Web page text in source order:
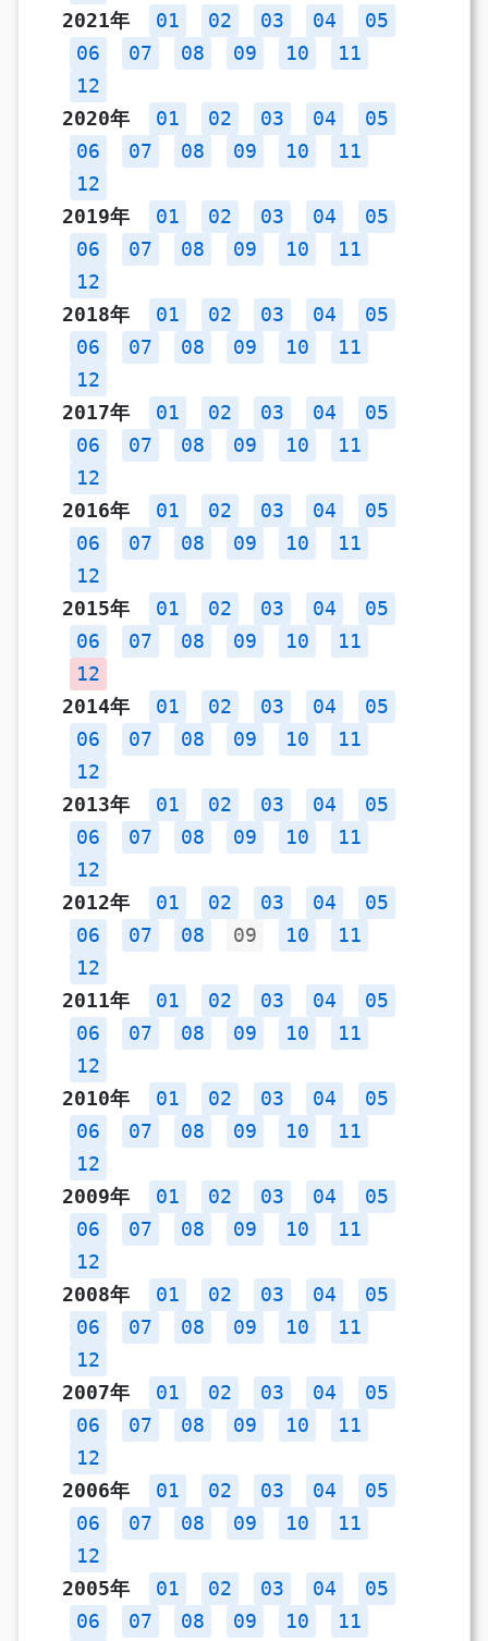
2021年
01 02 03 04
05
06
07 08 09 10
11
12
2020年
01 02 03 04
05
06
07 08 09 10
11
12
2019年
01 02 03 04
05
06
07 08 09 10
11
12
2018年
01 02 03 04
05
06
07 08 09 10
11
12
2017年
01 02 03 04
05
06
07 08 09 10
11
12
2016年
01 02 03 04
05
06
07 08 09 10
11
12
2015年
01 02 03 04
05
06
07 08 09 10
11
12
2014年
01 02 03 04
05
06
07 08 09 10
11
12
2013年
01 02 03 04
05
06
07 08 09 10
11
12
2012年
01 02 03 04
05
06
07 08 09 10
11
12
2011年
01 02 03 04
05
06
07 08 09 10
11
12
2010年
01 02 03 04
05
06
07 08 09 10
11
12
2009年
01 02 03 04
05
06
07 08 09 10
11
12
2008年
01 02 03 04
05
06
07 08 09 10
11
12
2007年
01 02 03 04
05
06
07 08 09 10
11
12
2006年
01 02 03 04
05
06
07 08 09 10
11
12
2005年
01 02 03 04
05
06
07 08 09 10
11